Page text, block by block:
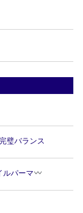
璧バランス
ルパーマ